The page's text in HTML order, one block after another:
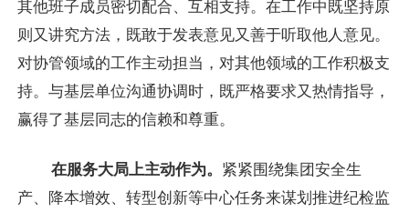
其他班子成员密切配合、互相支持。在工作中既坚持原
则又讲究方法，既敢于发表意见又善于听取他人意见。
对协管领域的工作主动担当，对其他领域的工作积极支
持。与基层单位沟通协调时，既严格要求又热情指导，
赢得了基层同志的信赖和尊重。
在服务大局上主动作为。 紧紧围绕集团安全生
产、降本增效、转型创新等中心任务来谋划推进纪检监